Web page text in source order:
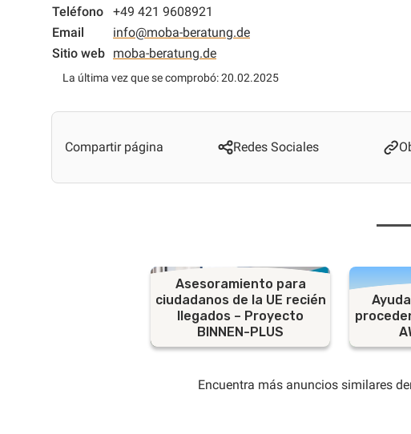
Teléfono
+49 421 9608921
Email
info@moba-beratung.de
Sitio web moba-beratung.de
La última vez que se comprobó: 20.02.2025
Compartir página Redes Sociales
Asesoramiento para
ciudadanos de la UE recién
llegados – Proyecto
BINNEN-PLUS
Encuentra más anuncios similares